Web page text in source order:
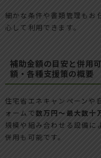
細かな条件や書類管理もお
心して利用できます。
補助金額の目安と併用
額・各種支援策の概要
住宅省エネキャンペーンや
ォームで数万円～最大数十
規模や組み合わせる設備に
併用も可能です。